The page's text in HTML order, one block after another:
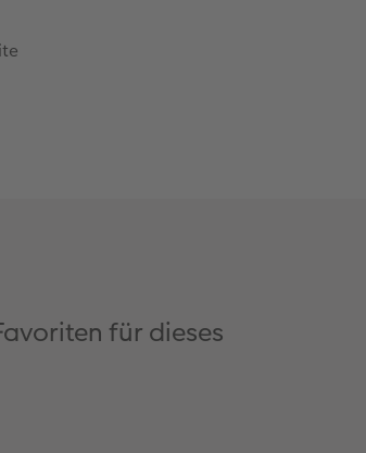
für dieses